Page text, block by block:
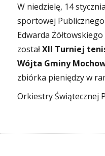
W niedzielę, 14
sportowej
Edwarda
zostałXII Turniej
Wójta Gminy
zbiórka pieniędzy w
Orkiestry Świątecznej